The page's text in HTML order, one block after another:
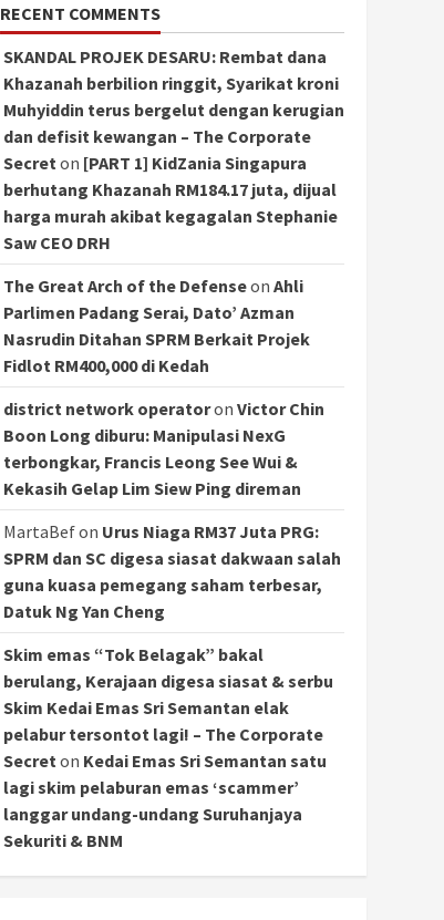
RECENT COMMENTS
SKANDAL PROJEK DESARU: Rembat dana
Khazanah berbilion ringgit, Syarikat kroni
Muhyiddin terus bergelut dengan kerugian
dan defisit kewangan – The Corporate
Secret on [PART 1] KidZania Singapura
berhutang Khazanah RM184.17 juta, dijual
harga murah akibat kegagalan Stephanie
Saw CEO DRH
The Great Arch of the Defenseon Ahli
Parlimen Padang Serai, Dato’ Azman
Nasrudin Ditahan SPRM Berkait Projek
Fidlot RM400,000 di Kedah
district network operatoron Victor Chin
Boon Long diburu: Manipulasi NexG
terbongkar, Francis Leong See Wui &
Kekasih Gelap Lim Siew Ping direman
MartaBefon Urus Niaga RM37 Juta PRG:
SPRM dan SC digesa siasat dakwaan salah
guna kuasa pemegang saham terbesar,
Datuk Ng Yan Cheng
Skim emas “Tok Belagak” bakal
berulang, Kerajaan digesa siasat & serbu
Skim Kedai Emas Sri Semantan elak
pelabur tersontot lagi! – The Corporate
Secret on Kedai Emas Sri Semantan satu
lagi skim pelaburan emas ‘scammer’
langgar undang-undang Suruhanjaya
Sekuriti & BNM